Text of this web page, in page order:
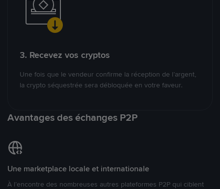
3. Recevez vos cryptos
Une fois que le vendeur confirme la réception de l’argent,
la crypto séquestrée sera débloquée en votre faveur.
Avantages des échanges P2P
Une marketplace locale et internationale
À l’encontre des nombreuses autres plateformes P2P qui ciblent